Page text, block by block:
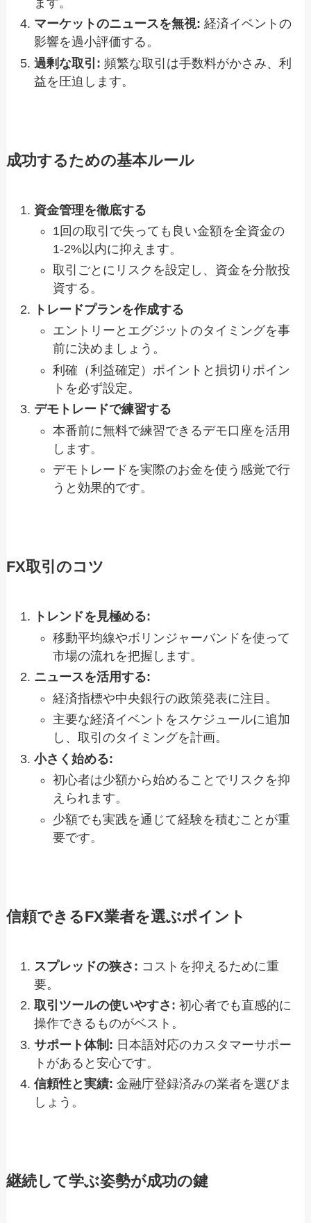
マーケットのニュースを無視: 経済イベントの
影響を過小評価する。
過剰な取引: 頻繁な取引は手数料がかさみ、利
益を圧迫します。
成功するための基本ルール
資金管理を徹底する
1回の取引で失っても良い金額を全資金の
1-2%以内に抑えます。
取引ごとにリスクを設定し、資金を分散投
資する。
トレードプランを作成する
エントリーとエグジットのタイミングを事
前に決めましょう。
利確（利益確定）ポイントと損切りポイン
トを必ず設定。
デモトレードで練習する
本番前に無料で練習できるデモ口座を活用
します。
デモトレードを実際のお金を使う感覚で行
うと効果的です。
FX取引のコツ
トレンドを見極める:
移動平均線やボリンジャーバンドを使って
市場の流れを把握します。
ニュースを活用する:
経済指標や中央銀行の政策発表に注目。
主要な経済イベントをスケジュールに追加
し、取引のタイミングを計画。
小さく始める:
初心者は少額から始めることでリスクを抑
えられます。
少額でも実践を通じて経験を積むことが重
要です。
信頼できるFX業者を選ぶポイント
スプレッドの狭さ: コストを抑えるために重
要。
取引ツールの使いやすさ: 初心者でも直感的に
操作できるものがベスト。
サポート体制: 日本語対応のカスタマーサポー
トがあると安心です。
信頼性と実績: 金融庁登録済みの業者を選びま
しょう。
継続して学ぶ姿勢が成功の鍵